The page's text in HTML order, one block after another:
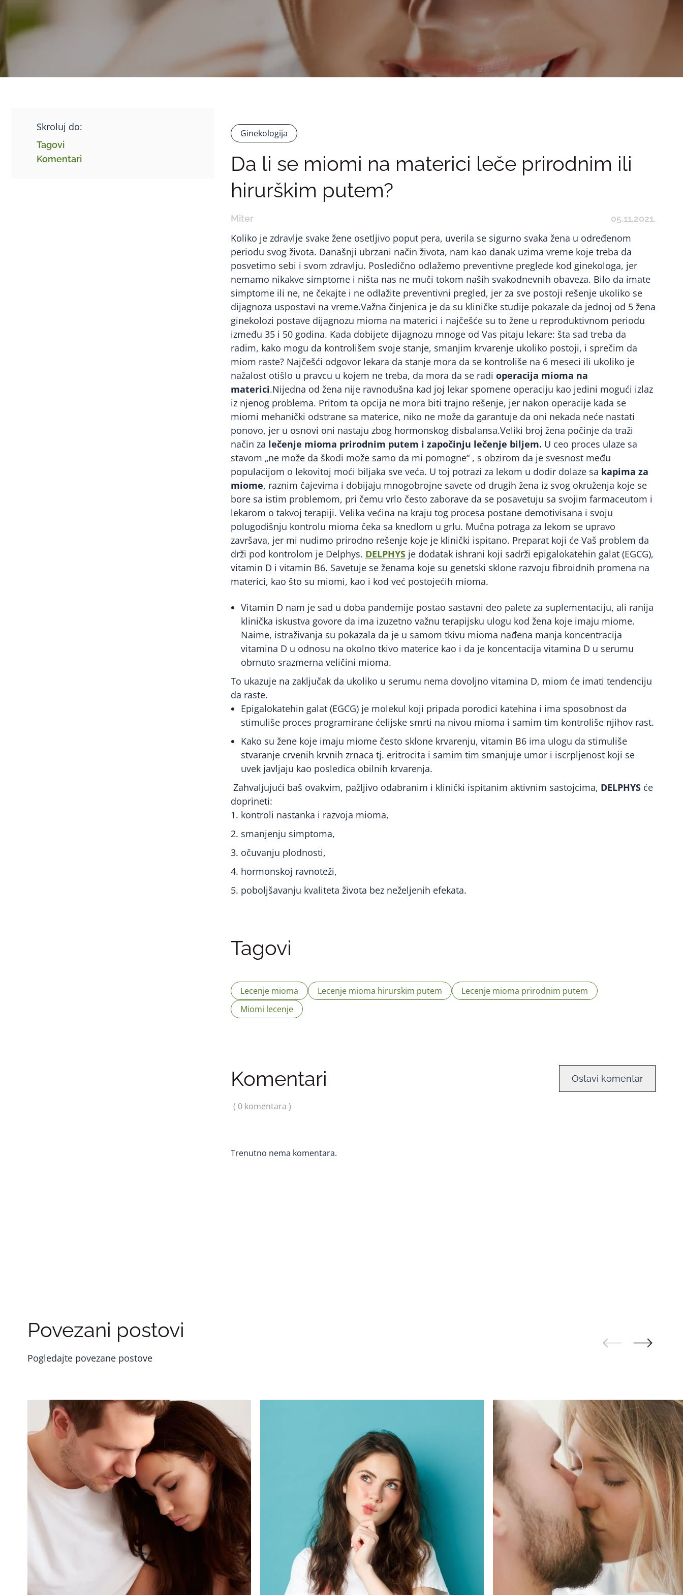
Skroluj do:
Tagovi
Komentari
Ginekologija
Da li se miomi na materici leče prirodnim ili
hirurškim putem?
Miter 05.11.2021.
Koliko je zdravlje svake žene osetljivo poput pera, uverila se sigurno svaka žena u određenom
periodu svog života. Današnji ubrzani način života, nam kao danak uzima vreme koje treba da
posvetimo sebi i svom zdravlju. Posledično odlažemo preventivne preglede kod ginekologa, jer
nemamo nikakve simptome i ništa nas ne muči tokom naših svakodnevnih obaveza. Bilo da imate
simptome ili ne, ne čekajte i ne odlažite preventivni pregled, jer za sve postoji rešenje ukoliko se
dijagnoza uspostavi na vreme.Važna činjenica je da su kliničke studije pokazale da jednoj od 5 žena
ginekolozi postave dijagnozu mioma na materici i najčešće su to žene u reproduktivnom periodu
između 35 i 50 godina. Kada dobijete dijagnozu mnoge od Vas pitaju lekare: šta sad treba da
radim, kako mogu da kontrolišem svoje stanje, smanjim krvarenje ukoliko postoji, i sprečim da
miom raste? Najčešći odgovor lekara da stanje mora da se kontroliše na 6 meseci ili ukoliko je
nažalost otišlo u pravcu u kojem ne treba, da mora da se radi operacija mioma na
materici.Nijedna od žena nije ravnodušna kad joj lekar spomene operaciju kao jedini mogući izlaz
iz njenog problema. Pritom ta opcija ne mora biti trajno rešenje, jer nakon operacije kada se
miomi mehanički odstrane sa materice, niko ne može da garantuje da oni nekada neće nastati
ponovo, jer u osnovi oni nastaju zbog hormonskog disbalansa.Veliki broj žena počinje da traži
način za lečenje mioma prirodnim putem i započinju lečenje biljem. U ceo proces ulaze sa
stavom „ne može da škodi može samo da mi pomogne“ , s obzirom da je svesnost među
populacijom o lekovitoj moći biljaka sve veća. U toj potrazi za lekom u dodir dolaze sa kapima za
miome, raznim čajevima i dobijaju mnogobrojne savete od drugih žena iz svog okruženja koje se
bore sa istim problemom, pri čemu vrlo često zaborave da se posavetuju sa svojim farmaceutom i
lekarom o takvoj terapiji. Velika većina na kraju tog procesa postane demotivisana i svoju
polugodišnju kontrolu mioma čeka sa knedlom u grlu. Mučna potraga za lekom se upravo
završava, jer mi nudimo prirodno rešenje koje je klinički ispitano. Preparat koji će Vaš problem da
drži pod kontrolom je Delphys. DELPHYS je dodatak ishrani koji sadrži epigalokatehin galat (EGCG),
vitamin D i vitamin B6. Savetuje se ženama koje su genetski sklone razvoju fibroidnih promena na
materici, kao što su miomi, kao i kod već postojećih mioma.
Vitamin D nam je sad u doba pandemije postao sastavni deo palete za suplementaciju, ali ranija
klinička iskustva govore da ima izuzetno važnu terapijsku ulogu kod žena koje imaju miome.
Naime, istraživanja su pokazala da je u samom tkivu mioma nađena manja koncentracija
vitamina D u odnosu na okolno tkivo materice kao i da je koncentacija vitamina D u serumu
obrnuto srazmerna veličini mioma.
To ukazuje na zaključak da ukoliko u serumu nema dovoljno vitamina D, miom će imati tendenciju
da raste.
Epigalokatehin galat (EGCG) je molekul koji pripada porodici katehina i ima sposobnost da
stimuliše proces programirane ćelijske smrti na nivou mioma i samim tim kontroliše njihov rast.
Kako su žene koje imaju miome često sklone krvarenju, vitamin B6 ima ulogu da stimuliše
stvaranje crvenih krvnih zrnaca tj. eritrocita i samim tim smanjuje umor i iscrpljenost koji se
uvek javljaju kao posledica obilnih krvarenja.
Zahvaljujući baš ovakvim, pažljivo odabranim i klinički ispitanim aktivnim sastojcima, DELPHYS će
doprineti:
kontroli nastanka i razvoja mioma,
smanjenju simptoma,
očuvanju plodnosti,
hormonskoj ravnoteži,
poboljšavanju kvaliteta života bez neželjenih efekata.
Tagovi
Lecenje mioma Lecenje mioma hirurskim putem
Lecenje mioma prirodnim putem
Miomi lecenje
Komentari Ostavi komentar
( 0 komentara )
Trenutno nema komentara.
Povezani postovi
Pogledajte povezane postove